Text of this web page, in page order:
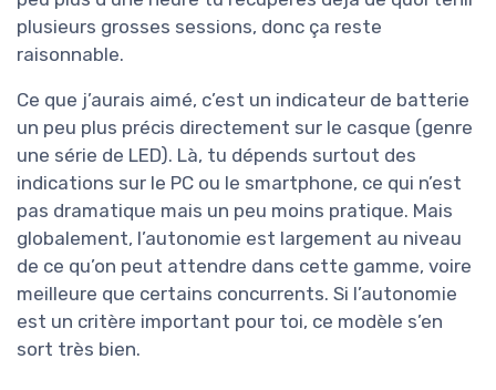
plusieurs grosses sessions, donc ça reste
raisonnable.
Ce que j’aurais aimé, c’est un indicateur de batterie
un peu plus précis directement sur le casque (genre
une série de LED). Là, tu dépends surtout des
indications sur le PC ou le smartphone, ce qui n’est
pas dramatique mais un peu moins pratique. Mais
globalement, l’autonomie est largement au niveau
de ce qu’on peut attendre dans cette gamme, voire
meilleure que certains concurrents. Si l’autonomie
est un critère important pour toi, ce modèle s’en
sort très bien.